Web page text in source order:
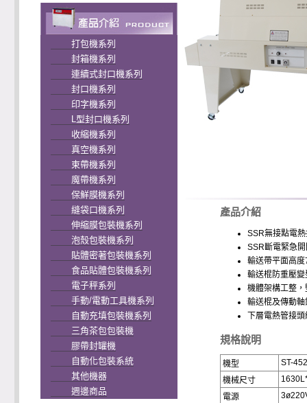
打包機系列
封箱機系列
連續式封口機系列
封口機系列
印字機系列
L型封口機系列
收縮機系列
真空機系列
束帶機系列
魔帶機系列
保鮮膜機系列
縫袋口機系列
伸縮膜包裝機系列
泡殼包裝機系列
貼體密著包裝機系列
食品貼體包裝機系列
電子秤系列
手動/電動工具機系列
自動充填包裝機系列
三角茶包包裝機
膠帶封罐機
自動化包裝系統
其他機器
週邊商品
產品介紹
SSR無接點電
SSR斷電緊急
輸送帶平面高
輸送棍防重壓
機體架構工整，
輸送棍及傳動
下層電熱管接
規格說明
機型
ST-
機械尺寸
電源